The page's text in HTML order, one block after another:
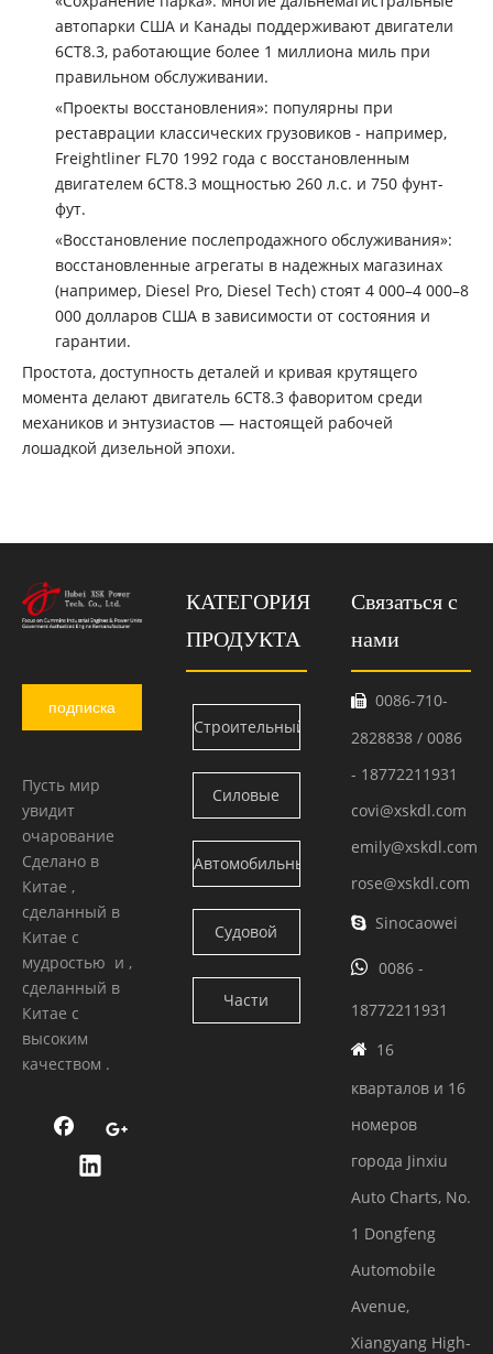
автопарки США и Канады поддерживают двигатели
6CT8.3, работающие более 1 миллиона миль при
правильном обслуживании.
«Проекты восстановления»: популярны при
реставрации классических грузовиков - например,
Freightliner FL70 1992 года с восстановленным
двигателем 6CT8.3 мощностью 260 л.с. и 750 фунт-
фут.
«Восстановление послепродажного обслуживания»:
восстановленные агрегаты в надежных магазинах
(например, Diesel Pro, Diesel Tech) стоят 4 000–4 000–8
000 долларов США в зависимости от состояния и
гарантии.
Простота, доступность деталей и кривая крутящего
момента делают двигатель 6CT8.3 фаворитом среди
механиков и энтузиастов — настоящей рабочей
лошадкой дизельной эпохи.
подписка
Пусть мир
увидит
очарование
Сделано в
Китае ,
сделанный в
Китае с
мудростью и ,
сделанный в
Китае с
высоким
качеством .
КАТЕГОРИЯ
ПРОДУКТА
Строительный
двигатель
Камминс
Силовые
блоки
Камминс
Автомобильный
двигатель
Камминс
Судовой
двигатель
Камминс
Части
Связаться с
нами
 0086-710-
2828838 / 0086
- 18772211931
covi@xskdl.com
emily@xskdl.com
rose@xskdl.com
 Sinocaowei
 0086 -
18772211931
 16
кварталов и 16
номеров
города Jinxiu
Auto Charts, No.
1 Dongfeng
Automobile
Avenue,
Xiangyang High-